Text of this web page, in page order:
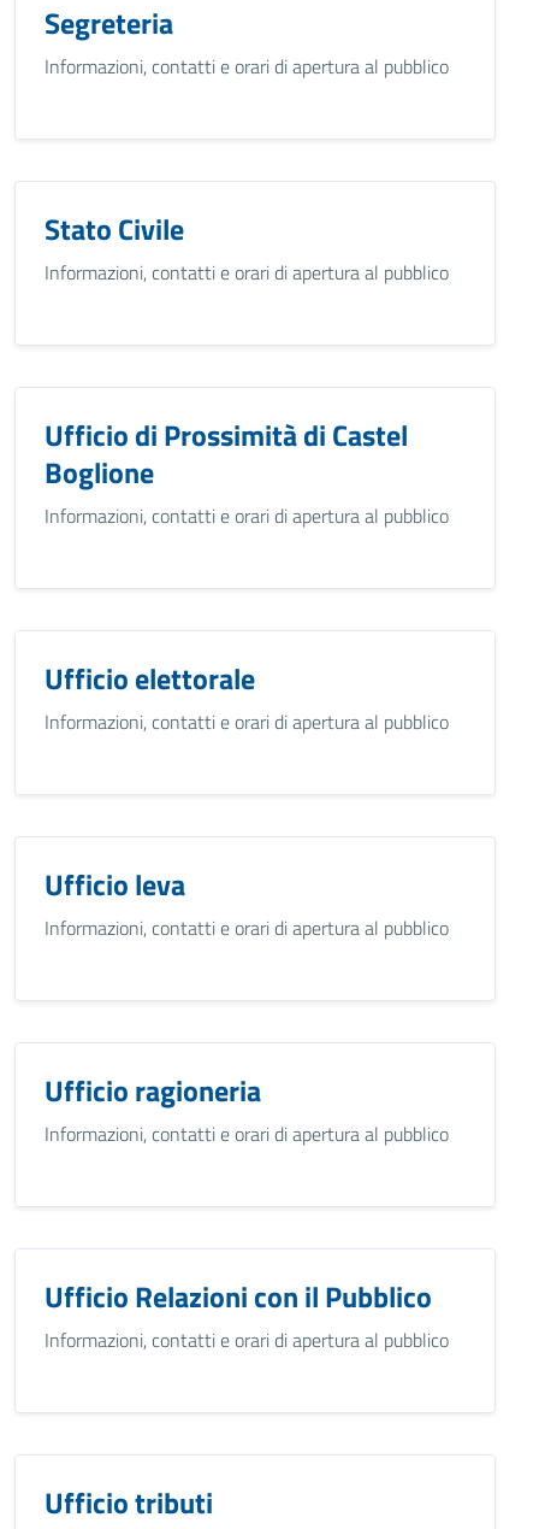
Segreteria
Informazioni, contatti e orari di apertura al pubblico
Stato Civile
Informazioni, contatti e orari di apertura al pubblico
Ufficio di Prossimità di Castel
Boglione
Informazioni, contatti e orari di apertura al pubblico
Ufficio elettorale
Informazioni, contatti e orari di apertura al pubblico
Ufficio leva
Informazioni, contatti e orari di apertura al pubblico
Ufficio ragioneria
Informazioni, contatti e orari di apertura al pubblico
Ufficio Relazioni con il Pubblico
Informazioni, contatti e orari di apertura al pubblico
Ufficio tributi